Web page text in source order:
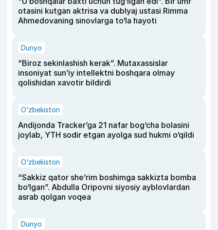
otasini kutgan aktrisa va dublyaj ustasi Rimma
Ahmedovaning sinovlarga to‘la hayoti
Dunyo
“Biroz sekinlashish kerak”. Mutaxassislar
insoniyat sun’iy intellektni boshqara olmay
qolishidan xavotir bildirdi
O‘zbekiston
Andijonda Tracker’ga 21 nafar bog‘cha bolasini
joylab, YTH sodir etgan ayolga sud hukmi o‘qildi
O‘zbekiston
“Sakkiz qator she’rim boshimga sakkizta bomba
bo‘lgan”. Abdulla Oripovni siyosiy ayblovlardan
asrab qolgan voqea
Dunyo